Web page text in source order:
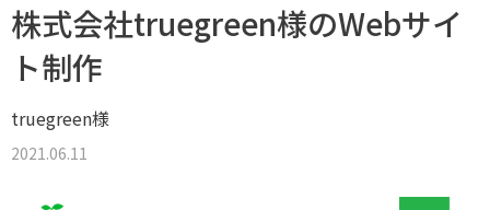
株式会社truegreen様のWebサイ
ト制作
truegreen様
2021.06.11